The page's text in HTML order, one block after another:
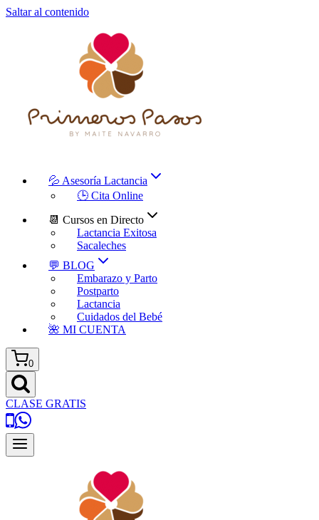
Saltar al contenido
💦 Asesoría Lactancia
🕒 Cita Online
📆 Cursos en Directo
Lactancia Exitosa
Sacaleches
💬 BLOG
Embarazo y Parto
Postparto
Lactancia
Cuidados del Bebé
🌺 MI CUENTA
0
CLASE GRATIS